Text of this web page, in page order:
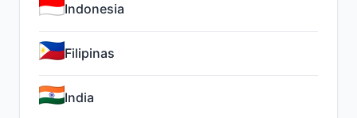
Indonesia
Filipinas
India